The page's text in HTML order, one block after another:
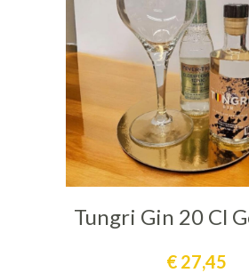
Tungri Gin 20 Cl
€ 27,45